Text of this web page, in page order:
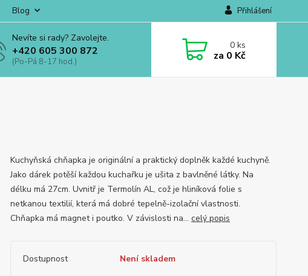
Blog Přihlášení
Nevíte si rady? Zavolejte.
+420 605 300 872
(Po-Pá 8-17 hod.)
0ks
za 0 Kč
Kuchyňská chňapka je originální a praktický doplněk každé kuchyně.
Jako dárek potěší každou kuchařku je ušita z bavlněné látky. Na
délku má 27cm. Uvnitř je Termolín AL, což je hliníková folie s
netkanou textilií, která má dobré tepelně-izolační vlastnosti.
Chňapka má magnet i poutko. V závislosti na... celý popis
Dostupnost Není skladem